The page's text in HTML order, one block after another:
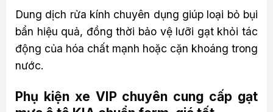
Dung dịch rửa kính chuyên dụng giúp loại bỏ bụi
bẩn hiệu quả, đồng thời bảo vệ lưỡi gạt khỏi tác
động của hóa chất mạnh hoặc cặn khoáng trong
nước.
Phụ kiện xe VIP chuyên cung cấp gạt